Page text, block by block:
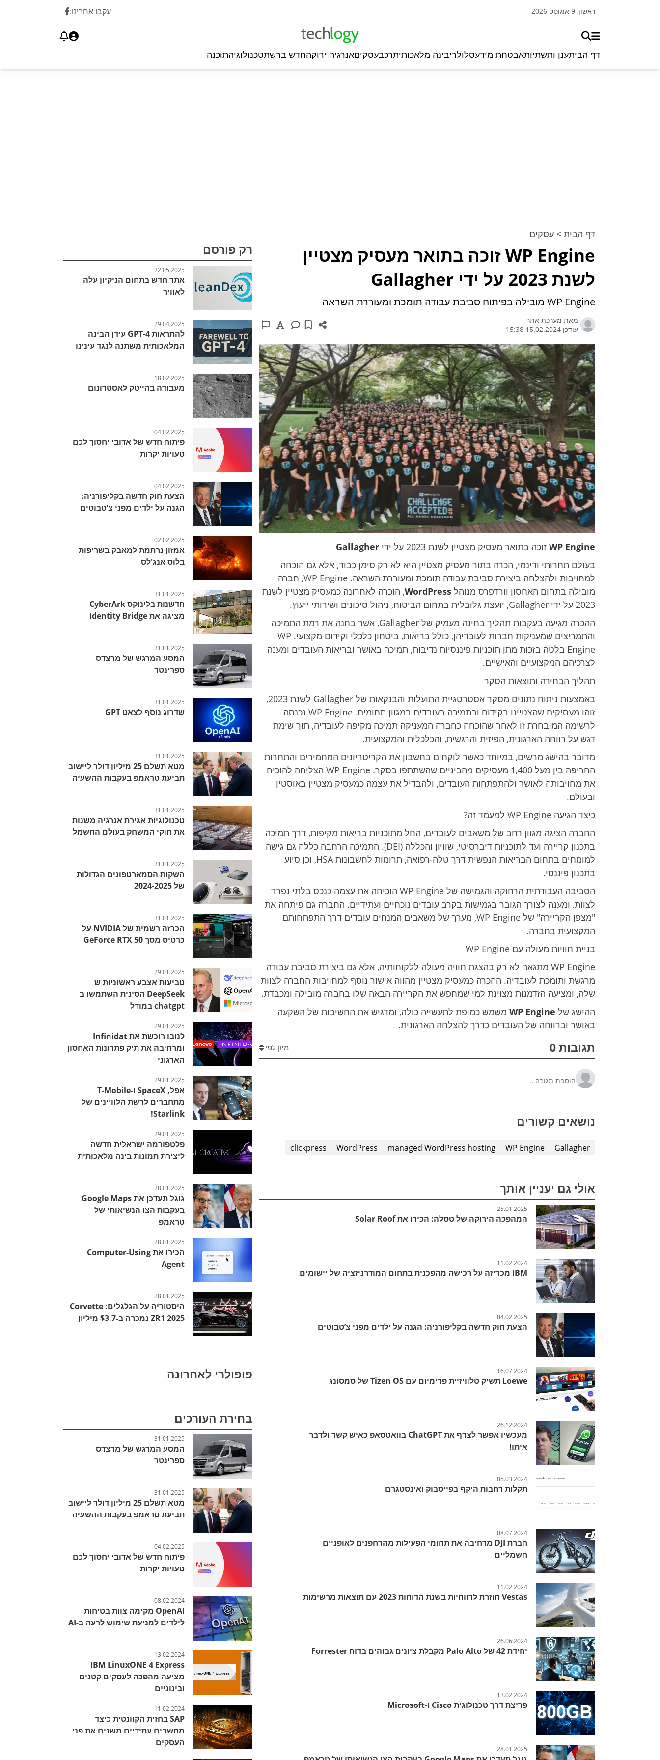
ראשון, 9 אוגוסט 2026 עקבו אחרינו:
דף הביתענן ותשתיותאבטחת מידעסלולריבינה מלאכותיתרכבעסקיםאנרגיה ירוקהחדש ברשתטכנולוגיהתוכנה
דף הבית > עסקים
WP Engine זוכה בתואר מעסיק מצטיין
לשנת 2023 על ידי Gallagher
WP Engine מובילה בפיתוח סביבת עבודה תומכת ומעוררת השראה
מאת מערכת אתר
עודכן 15.02.2024 15:38
WP Engine זוכה בתואר מעסיק מצטיין לשנת 2023 על ידי
Gallagher
בעולם תחרותי ודינמי, הכרה בתור מעסיק מצטיין היא לא רק סימן כבוד, אלא גם הוכחה
למחויבות ולהצלחה ביצירת סביבת עבודה תומכת ומעוררת השראה. WP Engine, חברה
מובילה בתחום האחסון וורדפרס מנוהל WordPress, הוכרה לאחרונה כמעסיק מצטיין לשנת
2023 על ידי Gallagher, יועצת גלובלית בתחום הביטוח, ניהול סיכונים ושירותי ייעוץ.
ההכרה מגיעה בעקבות תהליך בחינה מעמיק של Gallagher, אשר בחנה את רמת התמיכה
והתמריצים שמעניקות חברות לעובדיהן, כולל בריאות, ביטחון כלכלי וקידום מקצועי. WP
Engine בלטה בזכות מתן תוכניות פיננסיות נדיבות, תמיכה באושר ובריאות העובדים ומענה
לצרכיהם המקצועיים והאישיים.
תהליך הבחירה ותוצאות הסקר
באמצעות ניתוח נתונים מסקר אסטרטגיית התועלות והבנקאות של Gallagher לשנת 2023,
זוהו מעסיקים שהצטיינו בקידום ובתמיכה בעובדים במגוון תחומים. WP Engine נכנסה
לרשימה המובחרת זו לאחר שהוכחה כחברה המעניקה תמיכה מקיפה לעובדיה, תוך שימת
דגש על רווחה הארגונית, הפיזית והרגשית, והכלכלית והמקצועית.
מדובר בהישג מרשים, במיוחד כאשר לוקחים בחשבון את הקריטריונים המחמירים והתחרות
החריפה בין מעל 1,400 מעסיקים מהביניים שהשתתפו בסקר. WP Engine הצליחה להוכיח
את מחויבותה לאושר ולהתפתחות העובדים, ולהבדיל את עצמה כמעסיק מצטיין באוסטין
ובעולם.
כיצד הגיעה WP Engine למעמד זה?
החברה הציגה מגוון רחב של משאבים לעובדים, החל מתוכניות בריאות מקיפות, דרך תמיכה
בתכנון קריירה ועד לתוכניות דיברסיטי, שוויון והכללה (DEI). התמיכה הרחבה כללה גם גישה
למומחים בתחום הבריאות הנפשית דרך טלה-רפואה, תרומות לחשבונות HSA, וכן סיוע
בתכנון פיננסי.
הסביבה העבודתית הרחוקה והגמישה של WP Engine הוכיחה את עצמה כנכס בלתי נפרד
לצוות, ומענה לצורך הגובר בגמישות בקרב עובדים נוכחיים ועתידיים. החברה גם פיתחה את
"מצפן הקריירה" של WP Engine, מערך של משאבים המנחים עובדים דרך התפתחותם
המקצועית בחברה.
בניית חוויות מעולה עם WP Engine
WP Engine מתגאה לא רק בהצגת חוויה מעולה ללקוחותיה, אלא גם ביצירת סביבת עבודה
מרגשת ותומכת לעובדיה. ההכרה כמעסיק מצטיין מהווה אישור נוסף למחויבות החברה לצוות
שלה, ומציעה הזדמנות מצוינת למי שמחפש את הקריירה הבאה שלו בחברה מובילה ומכבדת.
ההישג של WP Engine משמש כמופת לתעשייה כולה, ומדגיש את החשיבות של השקעה
באושר וברווחה של העובדים כדרך להצלחה הארגונית.
תגובות 0 מיון לפי
נושאים קשורים
Gallagher
WP Engine
managed WordPress hosting
WordPress
clickpress
אולי גם יעניין אותך
25.01.2025
המהפכה הירוקה של טסלה: הכירו את Solar Roof
11.02.2024
IBM מכריזה על רכישה מהפכנית בתחום המודרניזציה של יישומים
04.02.2025
הצעת חוק חדשה בקליפורניה: הגנה על ילדים מפני צ’טבוטים
16.07.2024
Loewe תשיק טלוויזיית פרימיום עם Tizen OS של סמסונג
26.12.2024
מעכשיו אפשר לצרף את ChatGPT בוואטסאפ כאיש קשר ולדבר
איתו!
05.03.2024
תקלות רחבות היקף בפייסבוק ואינסטגרם
08.07.2024
חברת DJI מרחיבה את תחומי הפעילות מהרחפנים לאופניים
חשמליים
11.02.2024
Vestas חוזרת לרווחיות בשנת הדוחות 2023 עם תוצאות מרשימות
26.06.2024
יחידת 42 של Palo Alto מקבלת ציונים גבוהים בדוח Forrester
13.02.2024
פריצת דרך טכנולוגית Cisco ו-Microsoft
28.01.2025
רק פורסם
22.05.2025
אתר חדש בתחום הניקיון עלה
לאוויר
29.04.2025
להתראות GPT-4 עידן הבינה
המלאכותית משתנה לנגד עינינו
18.02.2025
מעבודה בהייטק לאסטרונום
04.02.2025
פיתוח חדש של אדובי יחסוך לכם
טעויות יקרות
04.02.2025
הצעת חוק חדשה בקליפורניה:
הגנה על ילדים מפני צ’טבוטים
02.02.2025
אמזון נרתמת למאבק בשריפות
בלוס אנג'לס
31.01.2025
חדשנות בלינוקס CyberArk
מציגה את Identity Bridge
31.01.2025
המסע המרגש של מרצדס
ספרינטר
31.01.2025
שדרוג נוסף לצאט GPT
31.01.2025
מטא תשלם 25 מיליון דולר ליישוב
תביעת טראמפ בעקבות ההשעיה
31.01.2025
טכנולוגיות אגירת אנרגיה משנות
את חוקי המשחק בעולם החשמל
31.01.2025
השקות הסמארטפונים הגדולות
של 2024-2025
31.01.2025
הכרזה רשמית של NVIDIA על
כרטיס מסך GeForce RTX 50
29.01.2025
טביעות אצבע ראשוניות ש
DeepSeek הסינית השתמשו ב
chatgpt במודל
29.01.2025
לנובו רוכשת את Infinidat
ומרחיבה את תיק פתרונות האחסון
הארגוני
29.01.2025
אפל, SpaceX ו-T-Mobile
מתחברים לרשת הלוויינים של
Starlink!
29.01.2025
פלטפורמה ישראלית חדשה
ליצירת תמונות בינה מלאכותית
28.01.2025
גוגל תעדכן את Google Maps
בעקבות הצו הנשיאותי של
טראמפ
28.01.2025
הכירו את Computer-Using
Agent
28.01.2025
היסטוריה על הגלגלים: Corvette
ZR1 2025 נמכרה ב-$3.7 מיליון
פופולרי לאחרונה
בחירת העורכים
31.01.2025
המסע המרגש של מרצדס
ספרינטר
31.01.2025
מטא תשלם 25 מיליון דולר ליישוב
תביעת טראמפ בעקבות ההשעיה
04.02.2025
פיתוח חדש של אדובי יחסוך לכם
טעויות יקרות
08.02.2024
OpenAI מקימה צוות בטיחות
לילדים למניעת שימוש לרעה ב-AI
13.02.2024
IBM LinuxONE 4 Express
מציעה מהפכה לעסקים קטנים
ובינוניים
11.02.2024
SAP בחזית הקוונטית כיצד
מחשבים עתידיים משנים את פני
העסקים